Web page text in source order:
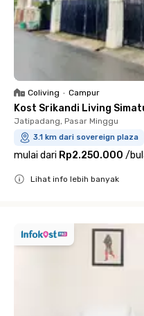
Coliving • Campur
Kost Srikandi Living
Jatipadang, Pasar Minggu
3.1 km dari sovereign plaza
mulai dari Rp2.250.000 /
Lihat info lebih banyak